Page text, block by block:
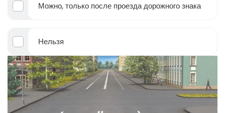
Можно, только после проезда дорожного знака
Нельзя